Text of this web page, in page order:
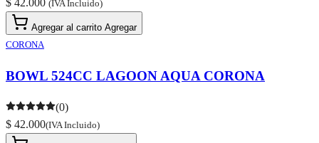
(IVA Incluido)
Agregar al carrito Agregar
CORONA
BOWL 524CC LAGOON AQUA CORONA
(0)
$ 42.000(IVA Incluido)